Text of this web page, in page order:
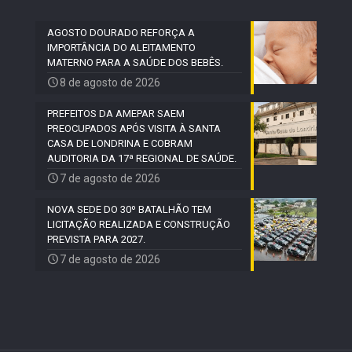
AGOSTO DOURADO REFORÇA A
IMPORTÂNCIA DO ALEITAMENTO
MATERNO PARA A SAÚDE DOS BEBÊS.
8 de agosto de 2026
PREFEITOS DA AMEPAR SAEM
PREOCUPADOS APÓS VISITA À SANTA
CASA DE LONDRINA E COBRAM
AUDITORIA DA 17ª REGIONAL DE SAÚDE.
7 de agosto de 2026
NOVA SEDE DO 30º BATALHÃO TEM
LICITAÇÃO REALIZADA E CONSTRUÇÃO
PREVISTA PARA 2027.
7 de agosto de 2026